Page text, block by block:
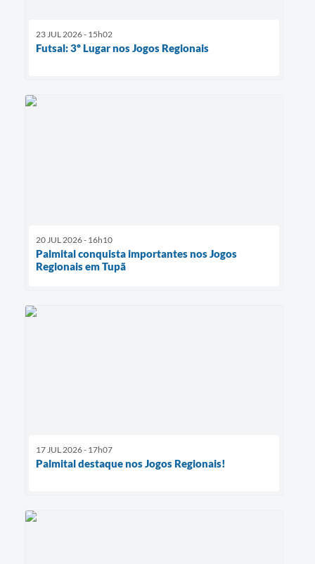
23 JUL 2026 - 15h02
Futsal: 3º Lugar nos Jogos Regionais
20 JUL 2026 - 16h10
Palmital conquista importantes nos Jogos
Regionais em Tupã
17 JUL 2026 - 17h07
Palmital destaque nos Jogos Regionais!